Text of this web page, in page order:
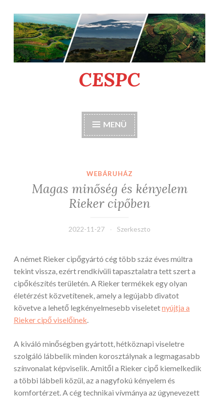
Tartalomhoz
CESPC
MENÜ
WEBÁRUHÁZ
Magas minőség és kényelem
Rieker cipőben
2022-11-27 Szerkeszto
A német Rieker cipőgyártó cég több száz éves múltra
tekint vissza, ezért rendkívüli tapasztalatra tett szert a
cipőkészítés területén. A Rieker termékek egy olyan
életérzést közvetítenek, amely a legújabb divatot
követve a lehető legkényelmesebb viseletetnyújtja a
Rieker cipő viselőinek.
A kiváló minőségben gyártott, hétköznapi viseletre
szolgáló lábbelik minden korosztálynak a legmagasabb
színvonalat képviselik. Amitől a Rieker cipő kiemelkedik
a többi lábbeli közül, az a nagyfokú kényelem és
komfortérzet. A cég technikai vívmánya az úgynevezett